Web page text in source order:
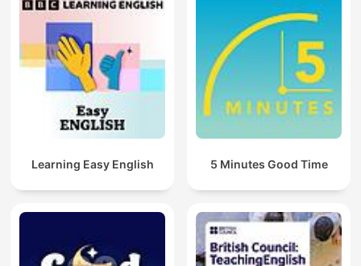
Learning Easy English 5 Minutes Good Time